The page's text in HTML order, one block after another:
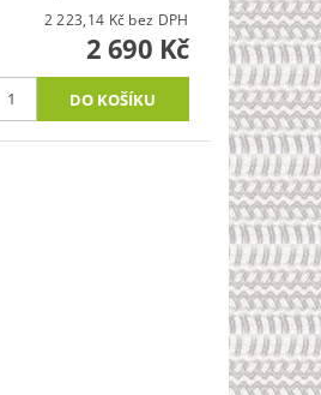
2 223,14 Kč bez DPH
2 690 Kč